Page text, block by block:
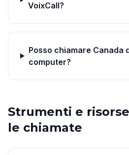
VoixCall?
Posso chiamare Canada
computer?
Strumenti e
le chiamate